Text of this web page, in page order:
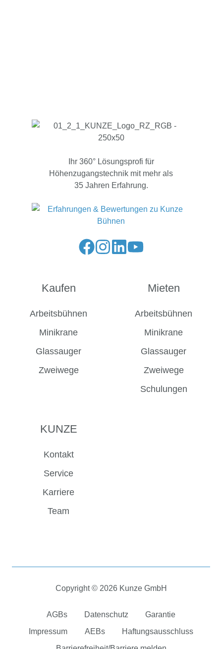
Ihr 360° Lösungsprofi für
Höhenzugangstechnik mit mehr als
35 Jahren Erfahrung.
FolgeFolgeFolge
LinkedIn
Folge
YouTube
Kaufen
Arbeitsbühnen
Minikrane
Glassauger
Zweiwege
Mieten
Arbeitsbühnen
Minikrane
Glassauger
Zweiwege
Schulungen
KUNZE
Kontakt
Service
Karriere
Team
Copyright © 2026 Kunze GmbH
AGBs Datenschutz
Garantie
Impressum
AEBs
Haftungsausschluss